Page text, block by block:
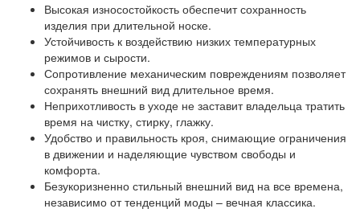
Высокая износостойкость обеспечит сохранность
изделия при длительной носке.
Устойчивость к воздействию низких температурных
режимов и сырости.
Сопротивление механическим повреждениям позволяет
сохранять внешний вид длительное время.
Неприхотливость в уходе не заставит владельца тратить
время на чистку, стирку, глажку.
Удобство и правильность кроя, снимающие ограничения
в движении и наделяющие чувством свободы и
комфорта.
Безукоризненно стильный внешний вид на все времена,
независимо от тенденций моды – вечная классика.